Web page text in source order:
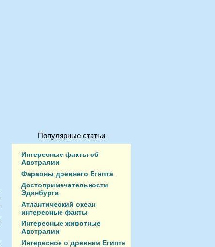
Популярные статьи
Интересные факты об
Австралии
Фараоны древнего Египта
Достопримечательности
Эдинбурга
Атлантический океан
интересные факты
Интересные животные
Австралии
Интересное о древнем Египте